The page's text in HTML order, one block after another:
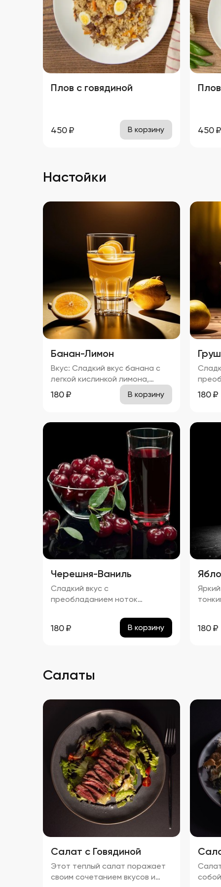
соусами и гарнирами,
добавляя пикантности любому
столу.
Плов с говядиной
450₽ В корзину 450 ₽
Настойки
Банан-Лимон
Вкус: Сладкий вкус банана с
легкой кислинкой лимона,
молочный оттенок и
характерный привкус водки.
лимона с нотками молока и
180₽ В корзину
сахара. Запах:
180 ₽
Черешня-Ваниль
Сладкий вкус с
преобладанием ноток
оттенком тростникового
сахара. Запах: Яркий аромат
180₽ В корзину 180 ₽
Салаты
Салат с Говядиной
Этот теплый салат поражает
своим сочетанием вкусов и